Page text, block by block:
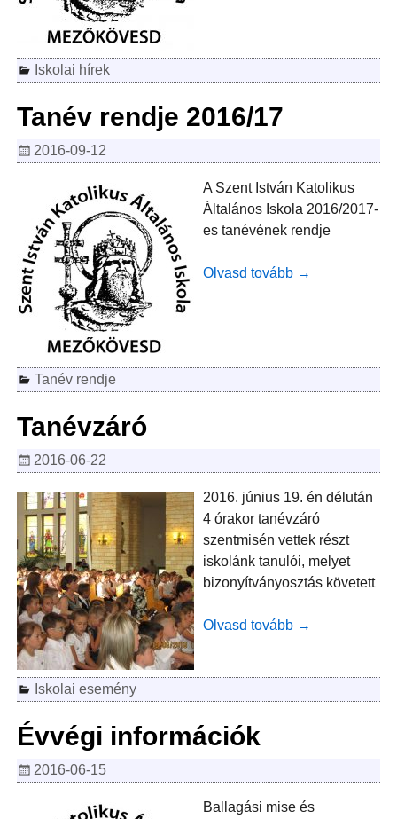
Iskolai hírek
Tanév rendje 2016/17
2016-09-12
A Szent István Katolikus
Általános Iskola 2016/2017-
es tanévének rendje
Olvasd tovább →
Tanév rendje
Tanévzáró
2016-06-22
2016. június 19. én délután
4 órakor tanévzáró
szentmisén vettek részt
iskolánk tanulói, melyet
bizonyítványosztás követett
Olvasd tovább →
Iskolai esemény
Évvégi információk
2016-06-15
Ballagási mise és